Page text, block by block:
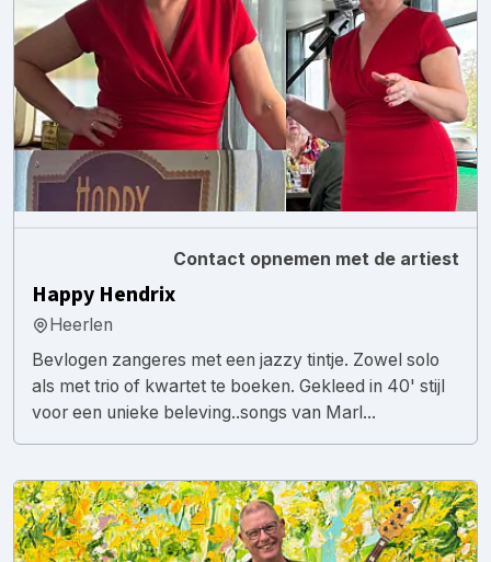
Contact opnemen met de artiest
Happy Hendrix
Heerlen
Bevlogen zangeres met een jazzy tintje. Zowel solo
als met trio of kwartet te boeken. Gekleed in 40' stijl
voor een unieke beleving..songs van Marl...